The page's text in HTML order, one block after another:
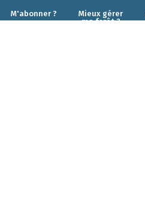
M'abonner ?
Mieux gérer
ma forêt ?